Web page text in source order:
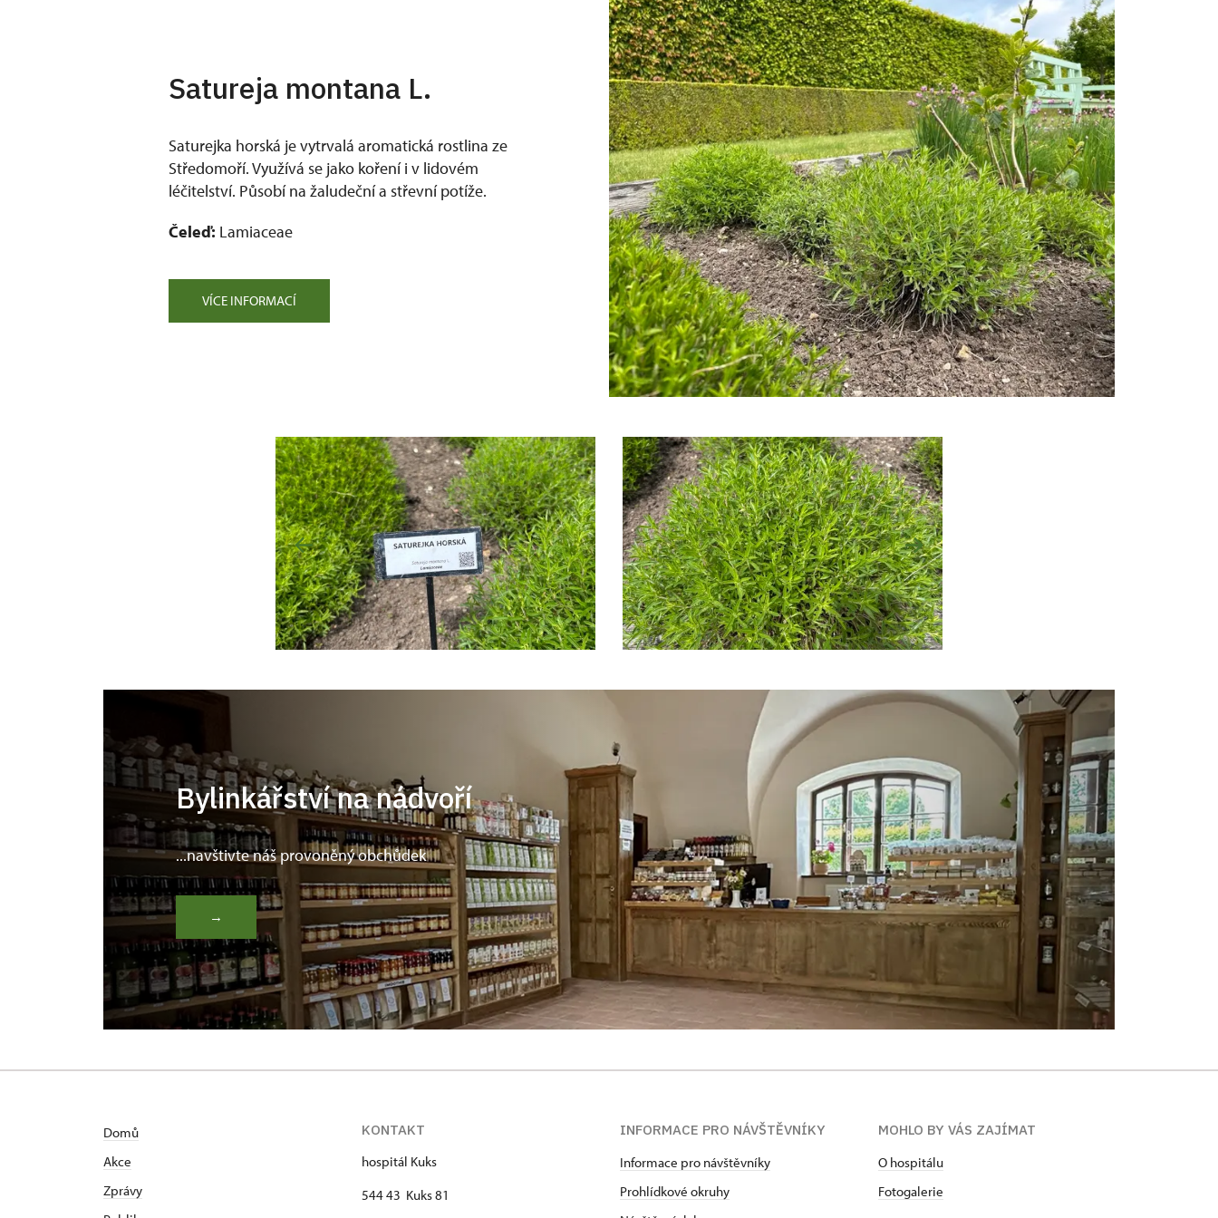
Satureja montana L.
Saturejka horská je vytrvalá aromatická rostlina ze
Středomoří. Využívá se jako koření i v lidovém
léčitelství. Působí na žaludeční a střevní potíže.
Čeleď: Lamiaceae
VÍCE INFORMACÍ
Bylinkářství na nádvoří
...navštivte náš provoněný obchůdek
→
Domů
Akce
Zprávy
KONTAKT
hospitál Kuks
544 43 Kuks 81
INFORMACE PRO NÁVŠTĚVNÍKY
Informace pro návštěvníky
Prohlídkové okruhy
MOHLO BY VÁS ZAJÍMAT
O hospitálu
Fotogalerie